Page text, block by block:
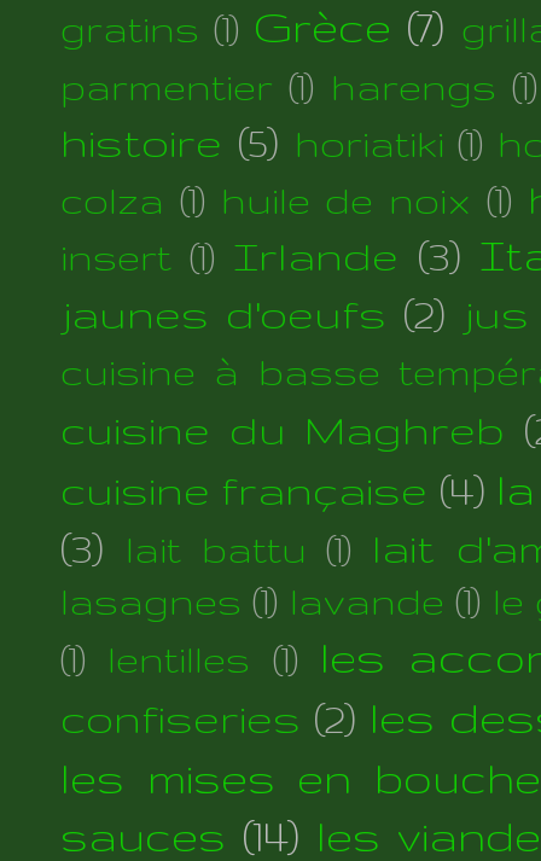
gratins (1) Grèce (7)
parmentier (1) harengs (1)
histoire (5) horiatiki (1)
colza (1) huile de noix (1)
insert (1) Irlande (3)
jaunes d'oeufs (2)
cuisine à basse
cuisine du Maghreb
cuisine française (4)
(3)
lait battu (1) lait
lasagnes (1) lavande (1) le
(1)
lentilles (1) les
confiseries (2) les
les mises en bouche
sauces (14) les